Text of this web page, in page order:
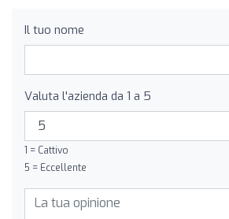
Il tuo nome
Valuta l'azienda da 1 a 5
1 = Cattivo
5 = Eccellente